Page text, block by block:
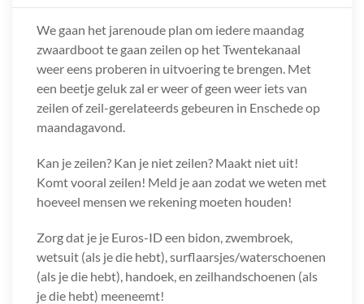
We gaan het jarenoude plan om iedere maandag
zwaardboot te gaan zeilen op het Twentekanaal
weer eens proberen in uitvoering te brengen. Met
een beetje geluk zal er weer of geen weer iets van
zeilen of zeil-gerelateerds gebeuren in Enschede op
maandagavond.
Kan je zeilen? Kan je niet zeilen? Maakt niet uit!
Komt vooral zeilen! Meld je aan zodat we weten met
hoeveel mensen we rekening moeten houden!
Zorg dat je je Euros-ID een bidon, zwembroek,
wetsuit (als je die hebt), surflaarsjes/waterschoenen
(als je die hebt), handoek, en zeilhandschoenen (als
je die hebt) meeneemt!